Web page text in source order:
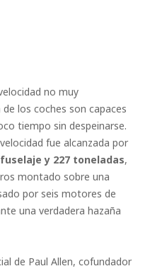
no muy
los coches son capaces
tiempo sin despeinarse.
fue alcanzada por
y 227 toneladas,
montado sobre una
por seis motores de
una verdadera hazaña
de Paul Allen, cofundador